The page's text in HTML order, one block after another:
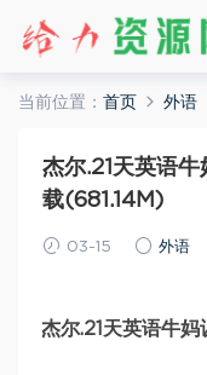
当前位置： 首页 外语
杰尔.21天英语
载(681.14M)
03-15 外语
杰尔.21天英语牛妈